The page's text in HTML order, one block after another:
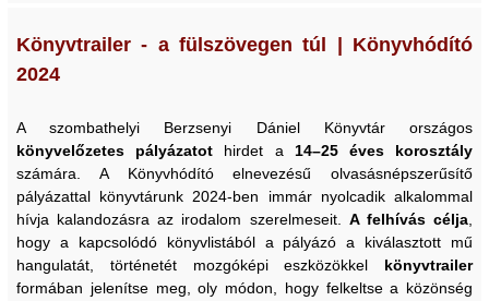
Könyvtrailer - a fülszövegen túl | Könyvhódító
2024
A szombathelyi Berzsenyi Dániel Könyvtár országos
könyvelőzetes
pályázatot hirdet a 14–25 éves korosztály
számára. A Könyvhódító elnevezésű olvasásnépszerűsítő
pályázattal könyvtárunk 2024-ben immár nyolcadik alkalommal
hívja kalandozásra az irodalom szerelmeseit. A felhívás célja,
hogy a kapcsolódó könyvlistából a pályázó a kiválasztott mű
hangulatát, történetét mozgóképi eszközökkel könyvtrailer
formában jelenítse meg, oly módon, hogy felkeltse a közönség